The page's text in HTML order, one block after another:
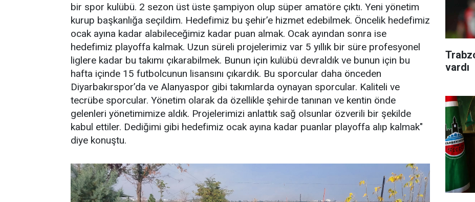
bir spor kulübü. 2 sezon üst üste şampiyon olup süper amatöre çıktı. Yeni yönetim
kurup başkanlığa seçildim. Hedefimiz bu şehir’e hizmet edebilmek. Öncelik hedefimiz
ocak ayına kadar alabileceğimiz kadar puan almak. Ocak ayından sonra ise
hedefimiz playoffa kalmak. Uzun süreli projelerimiz var 5 yıllık bir süre profesyonel
liglere kadar bu takımı çıkarabilmek. Bunun için kulübü devraldık ve bunun için bu
hafta içinde 15 futbolcunun lisansını çıkardık. Bu sporcular daha önceden
Diyarbakırspor’da ve Alanyaspor gibi takımlarda oynayan sporcular. Kaliteli ve
tecrübe sporcular. Yönetim olarak da özellikle şehirde tanınan ve kentin önde
gelenleri yönetimimize aldık. Projelerimizi anlattık sağ olsunlar özverili bir şekilde
kabul ettiler. Dediğimi gibi hedefimiz ocak ayına kadar puanlar playoffa alıp kalmak"
diye konuştu.
vardı